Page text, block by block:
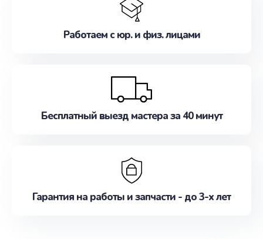
Работаем с юр. и физ. лицами
Бесплатный выезд мастера за 40 минут
Гарантия на работы и запчасти - до 3-х лет